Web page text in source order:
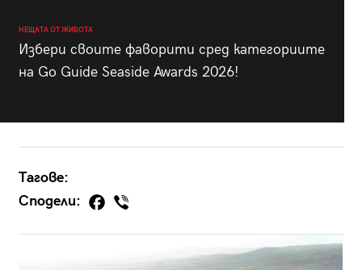
НЕЩАТА ОТ ЖИВОТА
Избери своите фаворити сред категориите
на Go Guide Seaside Awards 2026!
Тагове:
Сподели: